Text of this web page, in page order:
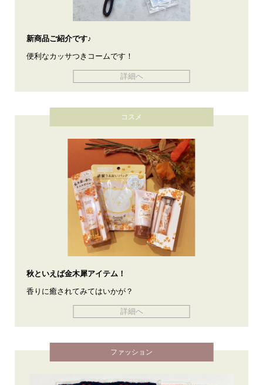
新商品ご紹介です♪
便利なカッサつきコームです！
詳細へ
コスメ
秋といえば金木犀アイテム！
香りに癒されてみてはいかが？
詳細へ
ファッション